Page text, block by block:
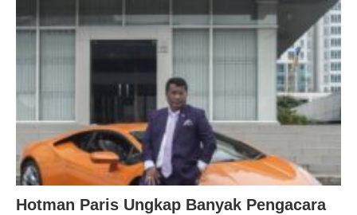
Hotman Paris Ungkap Banyak Pengacara